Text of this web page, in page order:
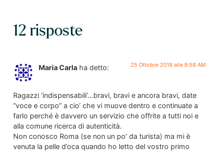
12 risposte
Maria Carla ha detto: 25 Ottobre 2018 alle 9:58 AM
Ragazzi ‘indispensabili’…bravi, bravi e ancora bravi, date
“voce e corpo” a cio’ che vi muove dentro e continuate a
farlo perché è davvero un servizio che offrite a tutti noi e
alla comune ricerca di autenticità.
Non conosco Roma (se non un po’ da turista) ma mi è
venuta la pelle d’oca quando ho letto del vostro primo